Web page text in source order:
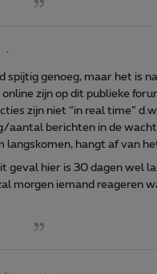
spijtig genoeg, maar het is
zijn op dit publieke
zijn niet “in real time”
aantal berichten in de
langskomen, hangt af van
geval hier is 30 dagen wel
morgen iemand reageren